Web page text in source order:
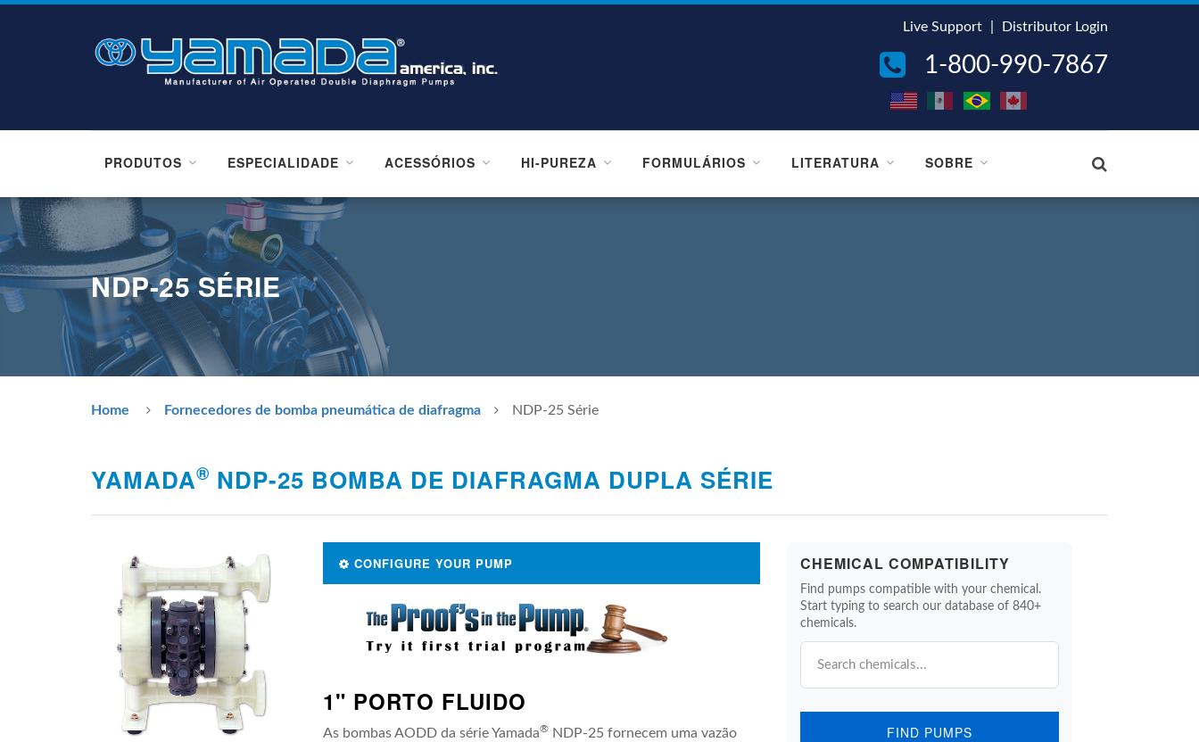
Live Support Distributor Login
1-800-990-7867
PRODUTOS ESPECIALIDADE ACESSÓRIOS HI-PUREZA FORMULÁRIOS LITERATURA SOBRE
NDP-25 SÉRIE
Home Fornecedores de bomba pneumática de diafragma NDP-25 Série
YAMADA® NDP-25 BOMBA DE DIAFRAGMA DUPLA SÉRIE
CONFIGURE YOUR PUMP
1" PORTO FLUIDO
As bombas AODD da série Yamada®NDP-25 fornecem uma vazão
CHEMICAL COMPATIBILITY
Find pumps compatible with your chemical.
Start typing to search our database of 840+
chemicals.
FIND PUMPS